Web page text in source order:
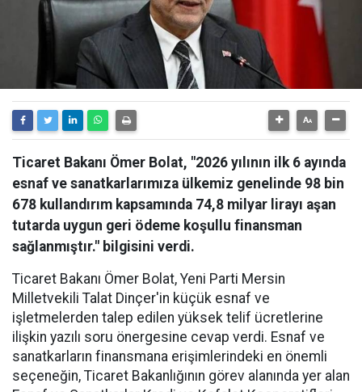
Ticaret Bakanı Ömer Bolat, "2026 yılının ilk 6 ayında
esnaf ve sanatkarlarımıza ülkemiz genelinde 98 bin
678 kullandırım kapsamında 74,8 milyar lirayı aşan
tutarda uygun geri ödeme koşullu finansman
sağlanmıştır." bilgisini verdi.
Ticaret Bakanı Ömer Bolat, Yeni Parti Mersin
Milletvekili Talat Dinçer'in küçük esnaf ve
işletmelerden talep edilen yüksek telif ücretlerine
ilişkin yazılı soru önergesine cevap verdi. Esnaf ve
sanatkarların finansmana erişimlerindeki en önemli
seçeneğin, Ticaret Bakanlığının görev alanında yer alan